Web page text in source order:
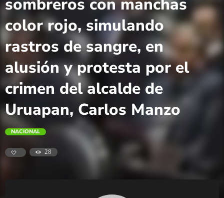
color rojo, simulando
rastros de sangre, en
alusión y protesta por el
crimen del alcalde de
Uruapan, Carlos Manzo
NACIONAL
28